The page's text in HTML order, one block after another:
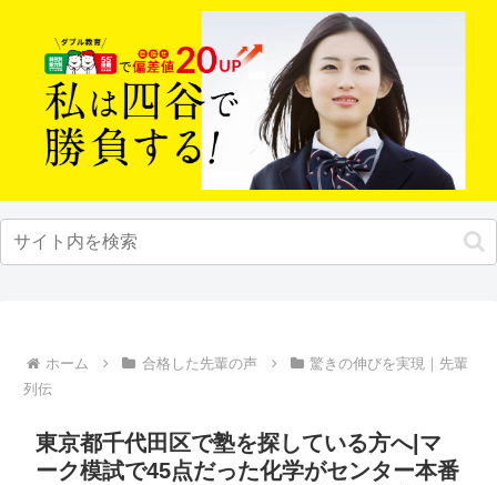
ホーム 合格した先輩の声
驚きの伸びを実現｜先輩
列伝
東京都千代田区で塾を探している方へ|マ
ーク模試で45点だった化学がセンター本番